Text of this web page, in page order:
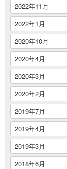
2022年11月
2022年1月
2020年10月
2020年4月
2020年3月
2020年2月
2019年7月
2019年4月
2019年3月
2018年6月